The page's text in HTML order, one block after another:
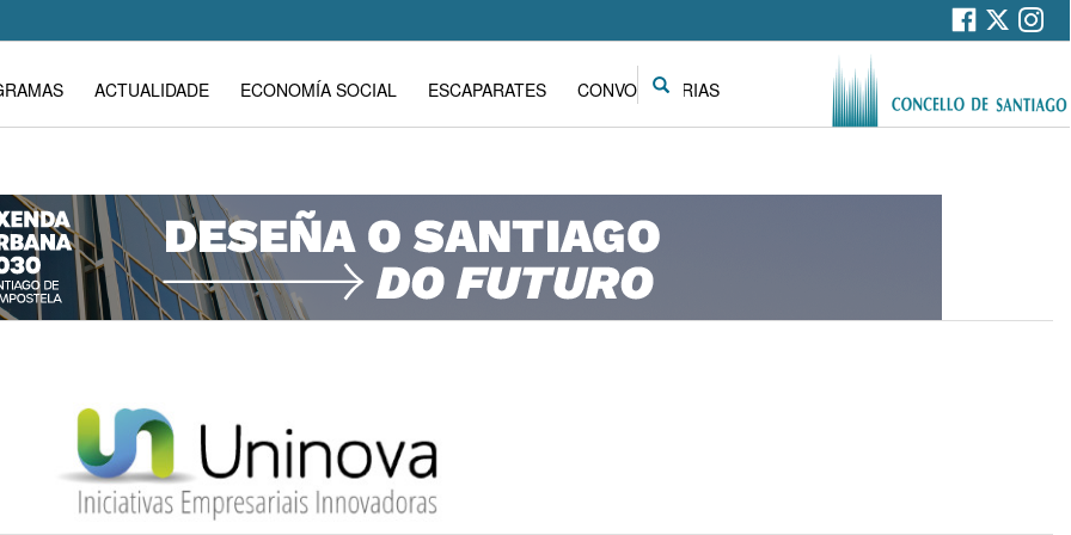
Search
ACTUALIDADE ECONOMÍA SOCIAL ESCAPARATES CONVOCATORIAS